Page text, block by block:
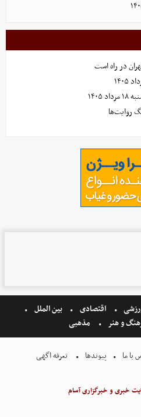
روایت‌ها
اقتصادی
بین الملل
و هنر مذهبی
با ما پیوندها تعرفه اگهی
خبری و خبرگزاری آسام